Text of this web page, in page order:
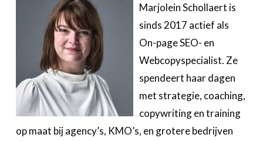
Marjolein Schollaert is
sinds 2017 actief als
On-page SEO- en
Webcopyspecialist. Ze
spendeert haar dagen
met strategie, coaching,
copywriting en training
op maat bij agency’s, KMO’s, en grotere bedrijven